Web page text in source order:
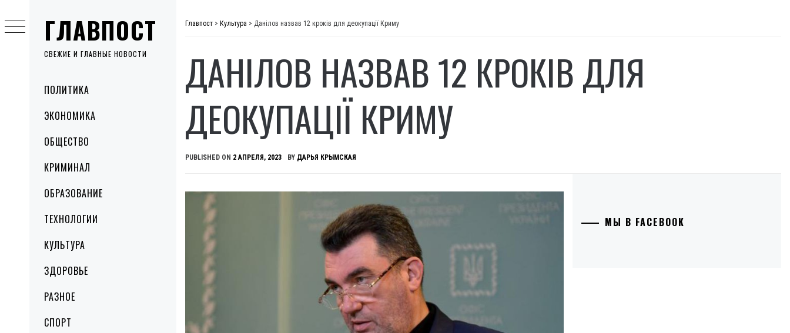
ГЛАВПОСТ
СВЕЖИЕ И ГЛАВНЫЕ НОВОСТИ
MenuПОЛИТИКА
ЭКОНОМИКА
ОБЩЕСТВО
КРИМИНАЛ
ОБРАЗОВАНИЕ
ТЕХНОЛОГИИ
КУЛЬТУРА
ЗДОРОВЬЕ
РАЗНОЕ
СПОРТ
to
content
Главпост > Культура > Данілов назвав 12 кроків для деокупації Криму
ДАНІЛОВ НАЗВАВ 12 КРОКІВ ДЛЯ
ДЕОКУПАЦІЇ КРИМУ
PUBLISHED ON 2 АПРЕЛЯ, 2023 BY ДАРЬЯ КРЫМСКАЯ
МЫ В FACEBOOK